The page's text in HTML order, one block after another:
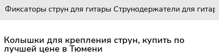
Фиксаторы струн для гитары Струнодержатели для
Колышки для крепления струн, купить по
лучшей цене в Тюмени